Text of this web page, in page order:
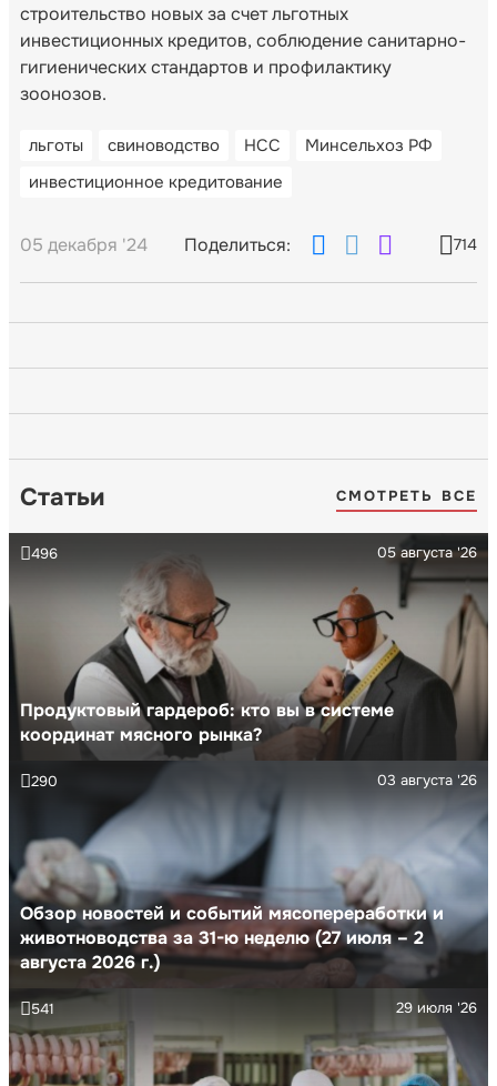
строительство новых за счет льготных
инвестиционных кредитов, соблюдение санитарно-
гигиенических стандартов и профилактику
зоонозов.
льготы свиноводство НСС
Минсельхоз РФ
инвестиционное кредитование
05 декабря '24 Поделиться: 714
Статьи СМОТРЕТЬ ВСЕ
Продуктовый гардероб: кто вы в системе
координат мясного рынка?
05 августа '26
496
Обзор новостей и событий мясопереработки и
животноводства за 31-ю неделю (27 июля – 2
августа 2026 г.)
03 августа '26
290
29 июля '26
541